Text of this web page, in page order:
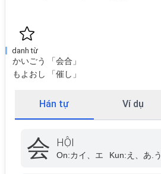
danh từ
かいごう 「会合」
もよおし 「催し」
Hán tự Ví dụ
会 HỘI
On:カイ、エ Kun:え、あ.う